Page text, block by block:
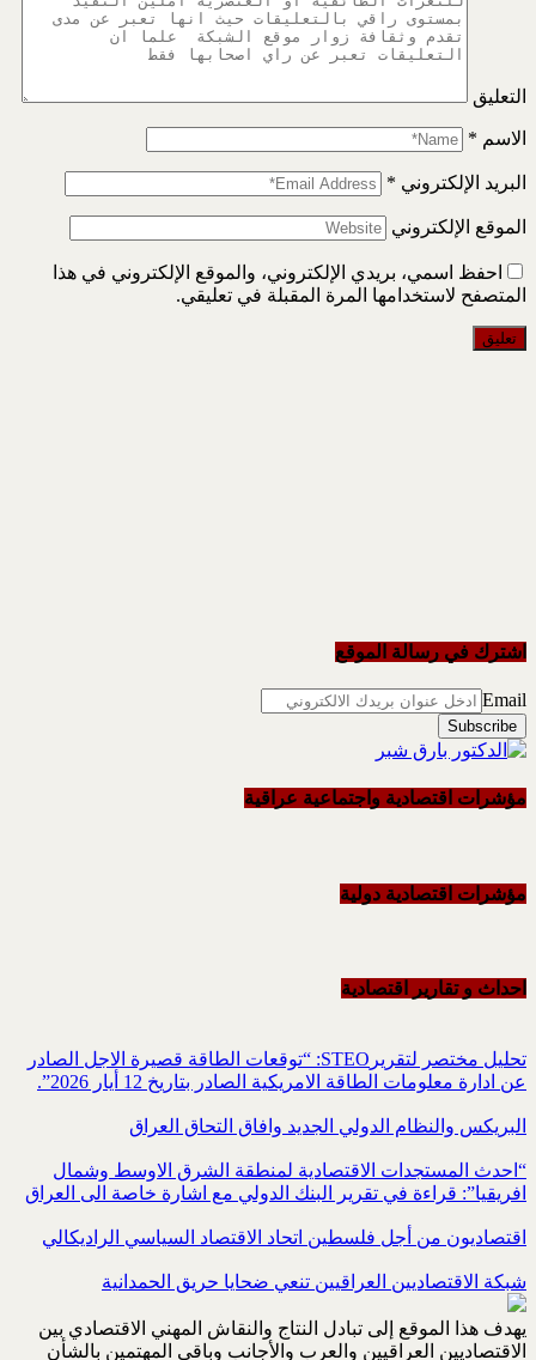
التعليق
الاسم *
البريد الإلكتروني *
الموقع الإلكتروني
احفظ اسمي، بريدي الإلكتروني، والموقع الإلكتروني في هذا
المتصفح لاستخدامها المرة المقبلة في تعليقي.
اشترك في رسالة الموقع
Email
مؤشرات اقتصادية واجتماعية عراقية
مؤشرات اقتصادية دولية
احداث و تقاریر اقتصادیة
تحليل مختصر لتقريرSTEO‏: “توقعات الطاقة قصيرة الاجل الصادر
عن ادارة معلومات الطاقة الامريكية ‏الصادر بتاريخ 12 أيار 2026”.‏
البريكس والنظام الدولي الجديد وافاق التحاق العراق
“احدث المستجدات الاقتصادية لمنطقة الشرق الاوسط وشمال
افريقيا”: قراءة في تقرير البنك الدولي مع اشارة خاصة الى العراق
اقتصاديون من أجل فلسطين اتحاد الاقتصاد السياسي الراديكالي
شبكة الاقتصاديين العراقيين تنعي ضحايا حريق الحمدانية
يهدف هذا الموقع إلى تبادل النتاج والنقاش المهني الاقتصادي بين
الاقتصاديين العراقيين والعرب والأجانب وباقي المهتمين بالشأن